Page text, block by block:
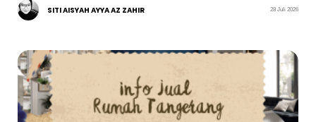
SITI AISYAH AYYA AZ ZAHIR 28 Juli 2026